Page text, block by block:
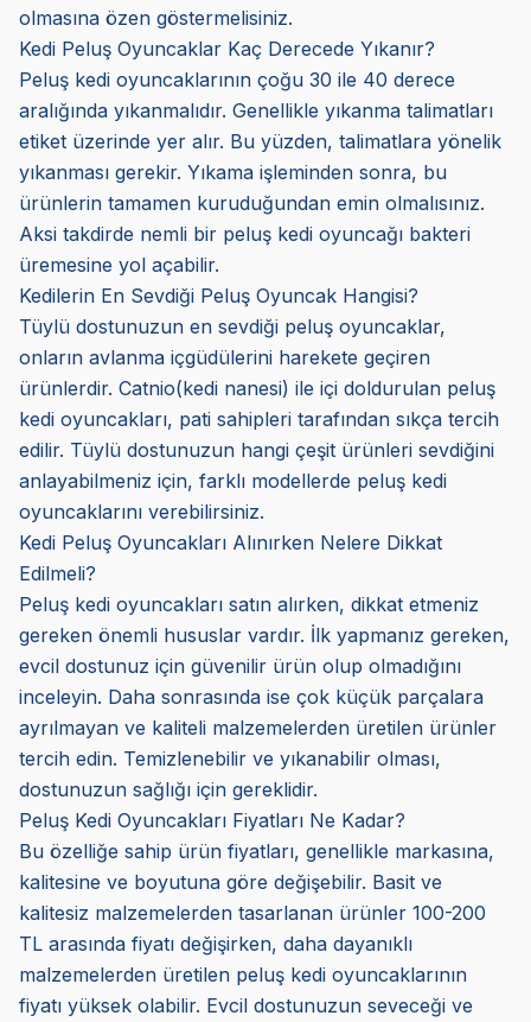
olmasına özen göstermelisiniz.
Kedi Peluş Oyuncaklar Kaç Derecede Yıkanır?
Peluş kedi oyuncaklarının çoğu 30 ile 40 derece
aralığında yıkanmalıdır. Genellikle yıkanma talimatları
etiket üzerinde yer alır. Bu yüzden, talimatlara yönelik
yıkanması gerekir. Yıkama işleminden sonra, bu
ürünlerin tamamen kuruduğundan emin olmalısınız.
Aksi takdirde nemli bir peluş kedi oyuncağı bakteri
üremesine yol açabilir.
Kedilerin En Sevdiği Peluş Oyuncak Hangisi?
Tüylü dostunuzun en sevdiği peluş oyuncaklar,
onların avlanma içgüdülerini harekete geçiren
ürünlerdir. Catnio(kedi nanesi) ile içi doldurulan peluş
kedi oyuncakları, pati sahipleri tarafından sıkça tercih
edilir. Tüylü dostunuzun hangi çeşit ürünleri sevdiğini
anlayabilmeniz için, farklı modellerde peluş kedi
oyuncaklarını verebilirsiniz.
Kedi Peluş Oyuncakları Alınırken Nelere Dikkat
Edilmeli?
Peluş kedi oyuncakları satın alırken, dikkat etmeniz
gereken önemli hususlar vardır. İlk yapmanız gereken,
evcil dostunuz için güvenilir ürün olup olmadığını
inceleyin. Daha sonrasında ise çok küçük parçalara
ayrılmayan ve kaliteli malzemelerden üretilen ürünler
tercih edin. Temizlenebilir ve yıkanabilir olması,
dostunuzun sağlığı için gereklidir.
Peluş Kedi Oyuncakları Fiyatları Ne Kadar?
Bu özelliğe sahip ürün fiyatları, genellikle markasına,
kalitesine ve boyutuna göre değişebilir. Basit ve
kalitesiz malzemelerden tasarlanan ürünler 100-200
TL arasında fiyatı değişirken, daha dayanıklı
malzemelerden üretilen peluş kedi oyuncaklarının
fiyatı yüksek olabilir. Evcil dostunuzun seveceği ve